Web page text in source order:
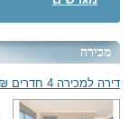
מכירה
דירה למכירה 4 חדרים 4,080,000₪